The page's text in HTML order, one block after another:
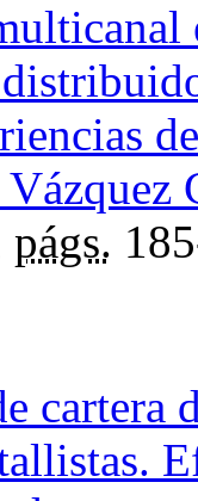
págs.
cartera